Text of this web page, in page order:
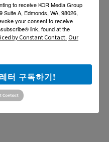
to receive KCR Media Group
Suite A, Edmonds, WA, 98026,
your consent to receive
link, found at the
by Constant Contact. Our
터 구독하기!